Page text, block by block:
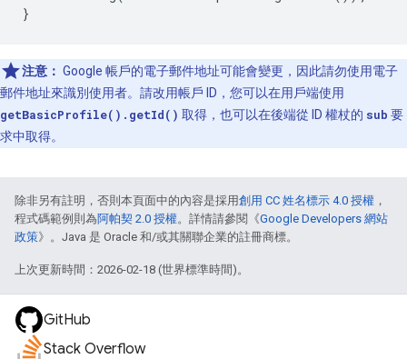
}
注意： Google 帳戶的電子郵件地址可能會變更，因此請勿使用電子
郵件地址來識別使用者。請改用帳戶 ID，您可以在用戶端使用
getBasicProfile().getId() 取得，也可以在後端從 ID 權杖的 sub 要
求中取得。
除非另有註明，否則本頁面中的內容是採用創用 CC 姓名標示 4.0 授權 ，
程式碼範例則為阿帕契 2.0 授權。詳情請參閱《Google Developers 網站
政策》。Java 是 Oracle 和/或其關聯企業的註冊商標。
上次更新時間：2026-02-18 (世界標準時間)。
GitHub
Stack Overflow